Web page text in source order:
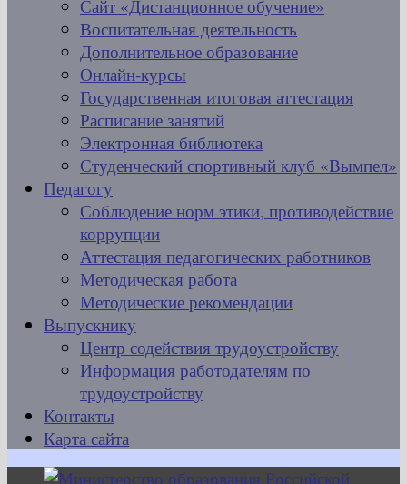
Сайт «Дистанционное обучение»
Воспитательная деятельность
Дополнительное образование
Онлайн-курсы
Государственная итоговая аттестация
Расписание занятий
Электронная библиотека
Студенческий спортивный клуб «Вымпел»
Педагогу
Соблюдение норм этики, противодействие
коррупции
Аттестация педагогических работников
Методическая работа
Методические рекомендации
Выпускнику
Центр содействия трудоустройству
Информация работодателям по
трудоустройству
Контакты
Карта сайта